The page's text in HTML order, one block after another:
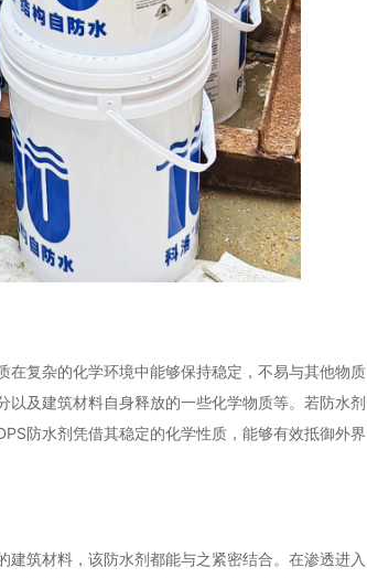
复杂的化学环境中能够保持稳定，不易与其他物质
及建筑材料自身释放的一些化学物质等。若防水剂
防水剂凭借其稳定的化学性质，能够有效抵御外界
筑材料，该防水剂都能与之紧密结合。在渗透进入